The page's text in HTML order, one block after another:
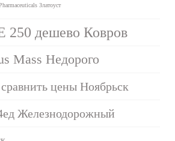
Златоуст
250 дешево Ковров
Mass Недорого
цены Ноябрьск
Железнодорожный